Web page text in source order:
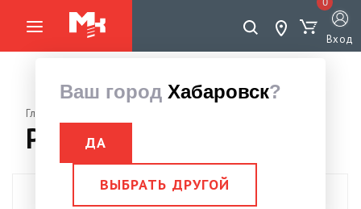
Ваш город Хабаровск?
ДА
ВЫБРАТЬ ДРУГОЙ
Вход
Главная страница
Резак
Показать фильтры